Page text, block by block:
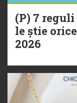
(P) 7 reguli
le știe
2026